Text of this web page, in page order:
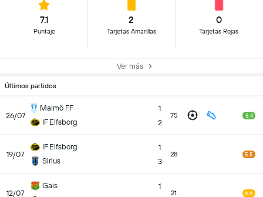
7.1
Puntaje
2
Tarjetas Amarillas
0
Tarjetas Rojas
Ver más
Últimos partidos
26/07
Malmö FF
IF Elfsborg
1
2
75 8.4
19/07
IF Elfsborg
Sirius
1
3
28 5.5
12/07
Gais
1
21 6.6